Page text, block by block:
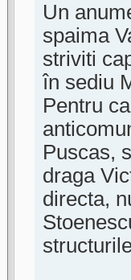
Un
spaima
striviti
în sediu
Pentru
Puscas,
draga
directa,